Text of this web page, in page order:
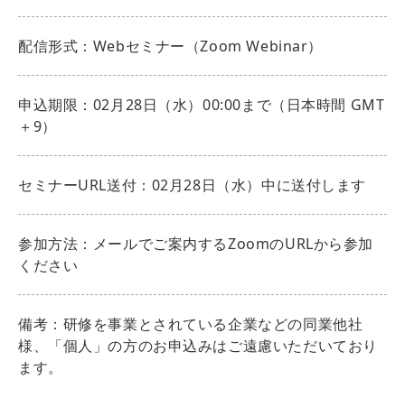
配信形式：Webセミナー（Zoom Webinar）
申込期限：02月28日（水）00:00まで（日本時間 GMT
＋9）
セミナーURL送付：02月28日（水）中に送付します
参加方法：メールでご案内するZoomのURLから参加
ください
備考：研修を事業とされている企業などの同業他社
様、「個人」の方のお申込みはご遠慮いただいており
ます。